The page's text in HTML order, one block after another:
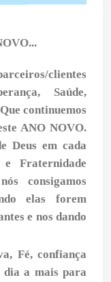
NOVO...
clientes
Saúde,
continuemos
ANO NOVO.
Deus em cada
Fraternidade
consigamos
elas forem
e nos dando
Fé, confiança
dia a mais para